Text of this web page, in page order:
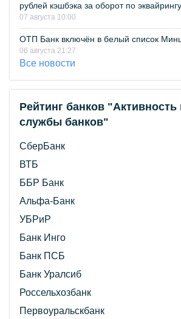
рублей кэшбэка за оборот по эквайрингу
07 августа 10:00
ОТП Банк включён в белый список
06 августа 21:27
Все новости
Рейтинг банков "Активность
службы банков"
СберБанк
ВТБ
ББР Банк
Альфа-Банк
УБРиР
Банк Инго
Банк ПСБ
Банк Уралсиб
Россельхозбанк
Первоуральскбанк